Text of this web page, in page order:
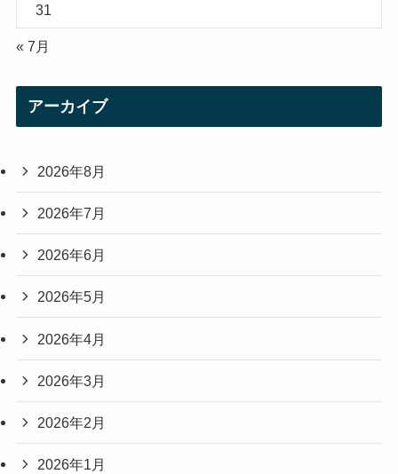
31
« 7月
アーカイブ
2026年8月
2026年7月
2026年6月
2026年5月
2026年4月
2026年3月
2026年2月
2026年1月